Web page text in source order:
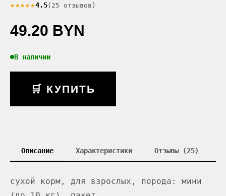
★★★★★4.5(25 отзывов)
49.20 BYN
В наличии
🛒 КУПИТЬ
Описание Характеристики Отзывы (25)
сухой корм, для взрослых, порода: мини